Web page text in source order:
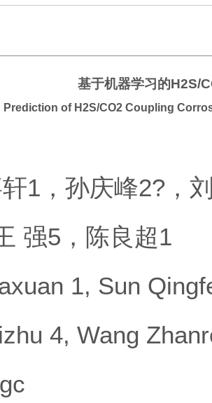
基于机器学习的H2S/
Prediction of H2S/CO2 Coupling
1，孙庆峰2?，
强5，陈良超1
1, Sun
4, Wang